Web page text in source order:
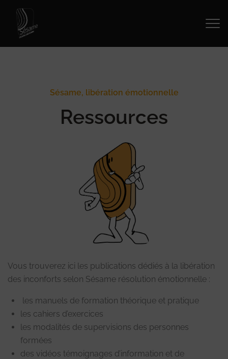
Sésame, libération émotionnelle
Ressources
Vous trouverez ici les publications dédiés à la libération
des inconforts selon Sésame résolution émotionnelle :
les manuels de formation théorique et pratique
les cahiers d’exercices
les modalités de supervisions des personnes
formées
des vidéos témoignages d’information et de